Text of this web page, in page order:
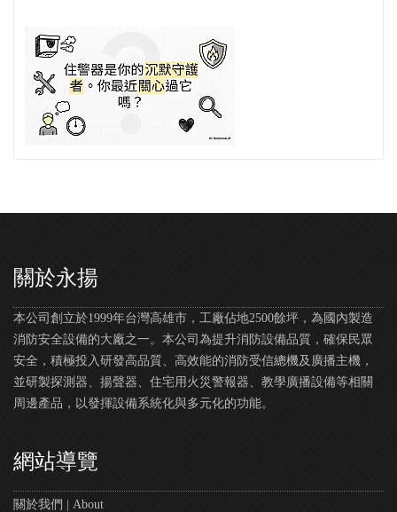
關於永揚
本公司創立於1999年台灣高雄市，工廠佔地2500餘坪，為國內製造
消防安全設備的大廠之一。本公司為提升消防設備品質，確保民眾
安全，積極投入研發高品質、高效能的消防受信總機及廣播主機，
並研製探測器、揚聲器、住宅用火災警報器、教學廣播設備等相關
周邊產品，以發揮設備系統化與多元化的功能。
網站導覽
關於我們 | About